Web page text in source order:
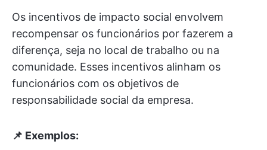
Os incentivos de impacto social envolvem
recompensar os funcionários por fazerem a
diferença, seja no local de trabalho ou na
comunidade. Esses incentivos alinham os
funcionários com os objetivos de
responsabilidade social da empresa.
📌 Exemplos: